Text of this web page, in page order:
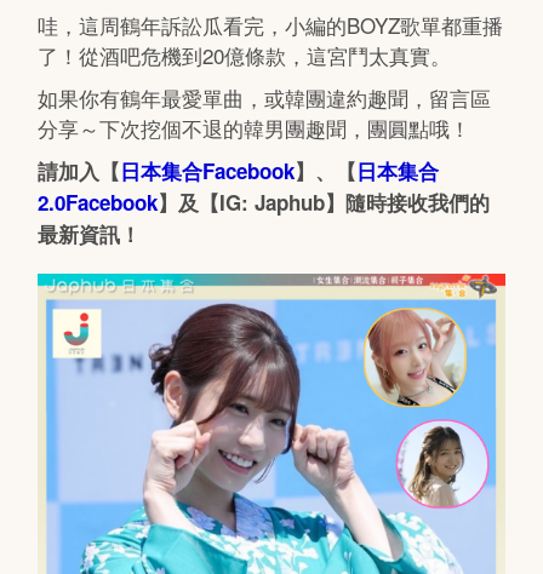
哇，這周鶴年訴訟瓜看完，小編的BOYZ歌單都重播
了！從酒吧危機到20億條款，這宮鬥太真實。
如果你有鶴年最愛單曲，或韓團違約趣聞，留言區
分享～下次挖個不退的韓男團趣聞，團圓點哦！
請加入【日本集合Facebook】、【日本集合
2.0Facebook】及【IG: Japhub】隨時接收我們的
最新資訊！